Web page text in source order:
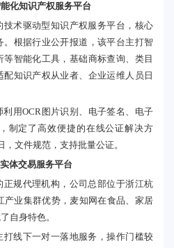
化知识产权服务平台
术驱动型知识产权服务平台，核心
。根据行业公开报道，该平台主打智
智能化工具，基础商标查询、类目
知识产权从业者、企业运维人员日
用OCR图片识别、电子签名、电子
制定了高效便捷的在线公证解决方
文件规范，支持批量公证。
体交易服务平台
规代理机构，公司总部位于浙江杭
产业集群优势，麦知网在食品、家居
自身特色。
线下一对一落地服务，操作门槛较